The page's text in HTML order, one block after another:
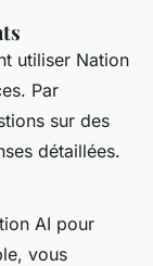
utiliser Nation
Par
sur des
détaillées.
AI pour
vous